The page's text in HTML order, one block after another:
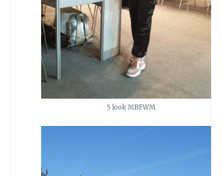
5 look MBFWM